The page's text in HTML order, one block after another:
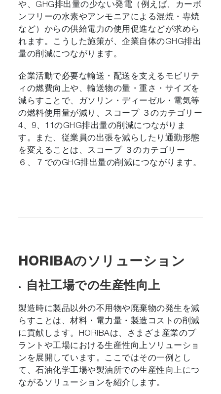
や、GHG排出量の少ない発電（例えば、カーボ
ンフリーの水素やアンモニアによる混焼・専焼
など）からの供給電力の使用促進などが求めら
れます。こうした施策が、企業自体のGHG排出
量の削減につながります。
企業活動で必要な輸送・配送を支えるモビリテ
ィの燃費向上や、輸送物の量・重さ・サイズを
減らすことで、ガソリン・ディーゼル・電気等
の燃料使用量が減り、スコープ ３のカテゴリー
4、9、11のGHG排出量の削減につながりま
す。また、従業員の出張を減らしたり通勤形態
を変えることは、スコープ ３のカテゴリー
６、７でのGHG排出量の削減につながります。
HORIBAのソリューション
自社工場での生産性向上
製造時に製品以外の不用物や廃棄物の発生を減
らすことは、材料・電力量・製造コストの削減
に貢献します。HORIBAは、さまざま産業のプ
ラントや工場における生産性向上ソリューショ
ンを展開しています。ここではその一例とし
て、石油化学工場や製油所での生産性向上につ
ながるソリューションを紹介します。